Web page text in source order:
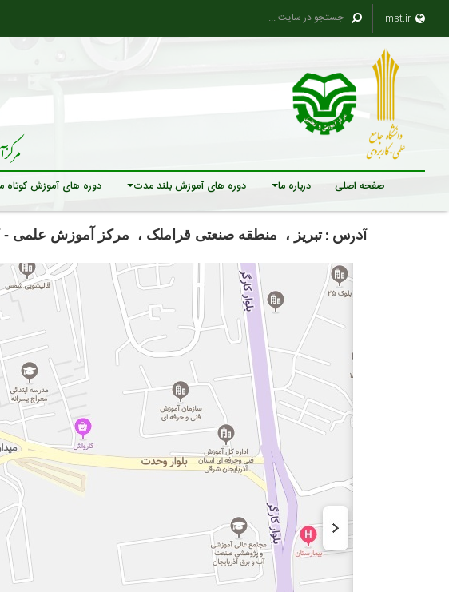
mst.ir
صفحه اصلی درباره ما دوره های آموزش بلند مدت دوره های آموزش کوتاه
آدرس :تبریز ، منطقه صنعتی قراملک ، مرکز آموزش علمی -